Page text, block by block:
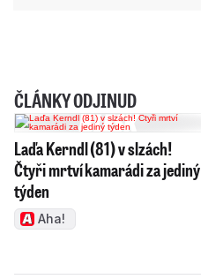
ČLÁNKY ODJINUD
Laďa Kerndl (81) v slzách!
Čtyři mrtví kamarádi za jediný
týden
Aha!